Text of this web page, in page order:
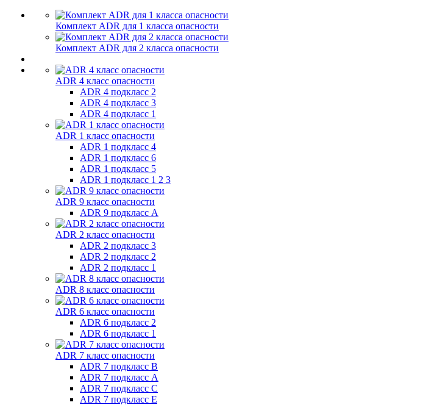
Комплект ADR для 1 класса опасности
Комплект ADR для 2 класса опасности
ADR 4 класс опасности
ADR 4 подкласс 2
ADR 4 подкласс 3
ADR 4 подкласс 1
ADR 1 класс опасности
ADR 1 подкласс 4
ADR 1 подкласс 6
ADR 1 подкласс 5
ADR 1 подкласс 1 2 3
ADR 9 класс опасности
ADR 9 подкласс A
ADR 2 класс опасности
ADR 2 подкласс 3
ADR 2 подкласс 2
ADR 2 подкласс 1
ADR 8 класс опасности
ADR 6 класс опасности
ADR 6 подкласс 2
ADR 6 подкласс 1
ADR 7 класс опасности
ADR 7 подкласс B
ADR 7 подкласс A
ADR 7 подкласс C
ADR 7 подкласс E